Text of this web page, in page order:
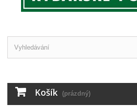
Košík (prázdný)